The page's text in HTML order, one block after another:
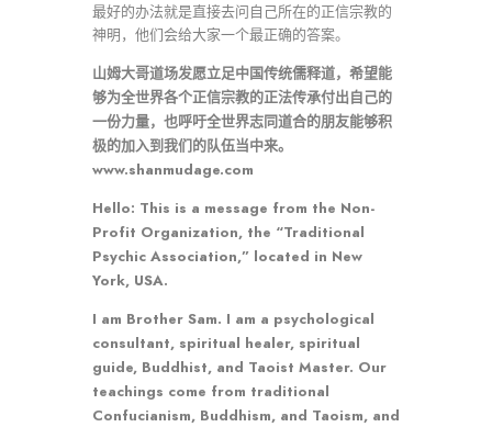
最好的办法就是直接去问自己所在的正信宗教的
神明，他们会给大家一个最正确的答案。
山姆大哥道场发愿立足中国传统儒释道，希望能
够为全世界各个正信宗教的正法传承付出自己的
一份力量，也呼吁全世界志同道合的朋友能够积
极的加入到我们的队伍当中来。
www.shanmudage.com
Hello: This is a message from the Non-
Profit Organization, the “Traditional
Psychic Association,” located in New
York, USA.
I am Brother Sam. I am a psychological
consultant, spiritual healer, spiritual
guide, Buddhist, and Taoist Master. Our
teachings come from traditional
Confucianism, Buddhism, and Taoism, and